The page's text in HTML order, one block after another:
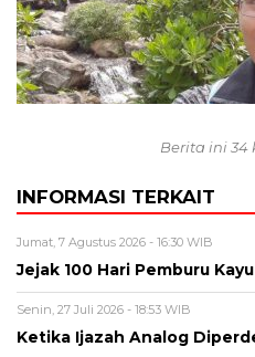
Berita ini 34
INFORMASI TERKAIT
Jumat, 7 Agustus 2026 - 16:30 WIB
Jejak 100 Hari Pemburu Kayu
Senin, 27 Juli 2026 - 18:53 WIB
Ketika Ijazah Analog